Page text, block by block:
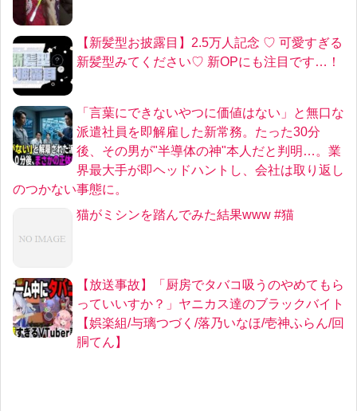
【新髪型お披露目】2.5万人記念 ♡ 可愛すぎる
新髪型みてください♡ 新OPにも注目です…！
「言葉にできないやつに価値はない」と無口な
派遣社員を即解雇した新常務。たった30分
後、その男が"半導体の神"本人だと判明…。業
界最大手が即ヘッドハントし、会社は取り返し
のつかない事態に。
猫がミシンを踏んでみた結果www #猫
【放送事故】「厨房でタバコ吸うのやめてもら
っていいすか？」ヤニカス達のブラックバイト
【娯楽組/与璃つづく/落乃いなほ/壱神ふらん/回
胴てん】